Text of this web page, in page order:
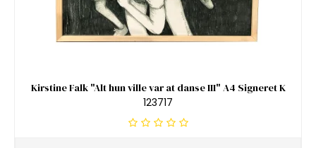
Kirstine Falk "Alt hun ville var at danse III" A4 Signeret K
123717